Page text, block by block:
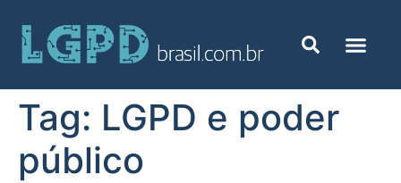
Tag: LGPD e poder
público